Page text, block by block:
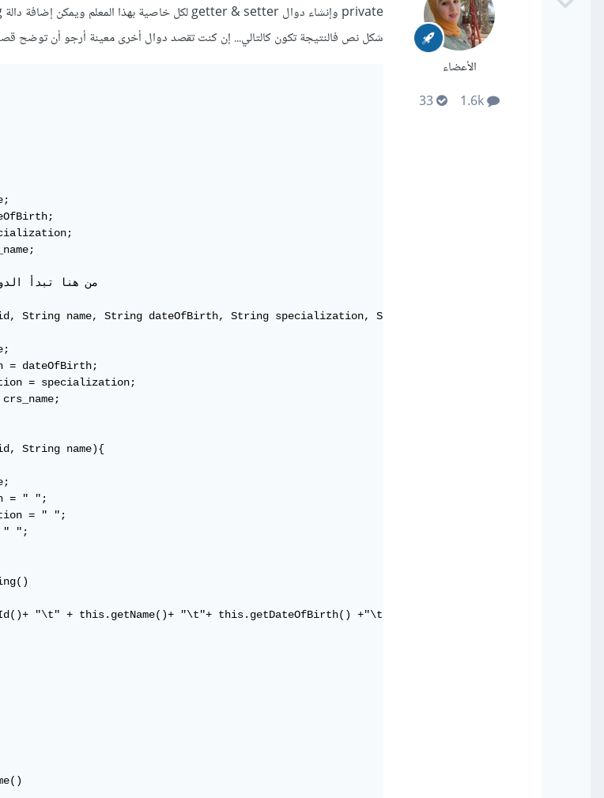
الأعضاء
شكل نص فالنتيجة تكون كالتالي... إن كنت تقصد دوال أخرى معينة أرجو أن توضح
String name, String dateOfBirth, String specialization, String crs_name ){
= dateOfBirth;
= specialization;
String name){
= " ";
= " ";
";
"\t" + this.getName()+ "\t"+ this.getDateOfBirth() +"\t"+ this.getSpecialization() +"\t"+